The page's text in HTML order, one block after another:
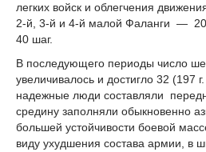
легких войск и облегчения
2-й, 3-й и 4-й малой Фаланги —
40 шаг.
В последующего периоды число
увеличивалось и достигло 32 (197
надежные люди составляли
средину заполняли обыкновенно
большей устойчивости боевой
виду ухудшения состава армии, в